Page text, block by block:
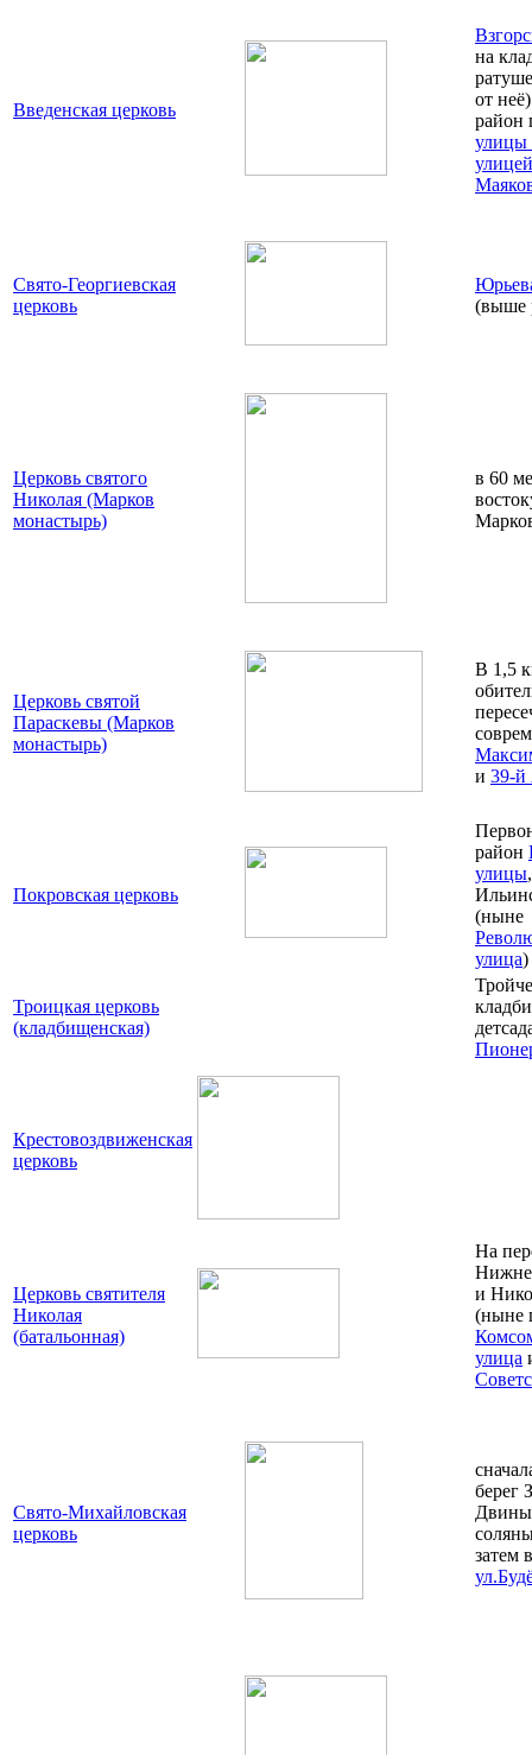
Введенская церковь
на
от
район
улицы
улицей
Свято-Георгиевская
церковь
(выше
Церковь святого
Николая (Марков
монастырь)
в 60
Церковь святой
Параскевы (Марков
монастырь)
В 1,5
и 39-
Покровская церковь
район
улицы
(ныне
улица)
Троицкая церковь
(кладбищенская)
Крестовоздвиженская
церковь
Церковь святителя
Николая
(батальонная)
На
и
(ныне
улица
Свято-Михайловская
церковь
берег
затем